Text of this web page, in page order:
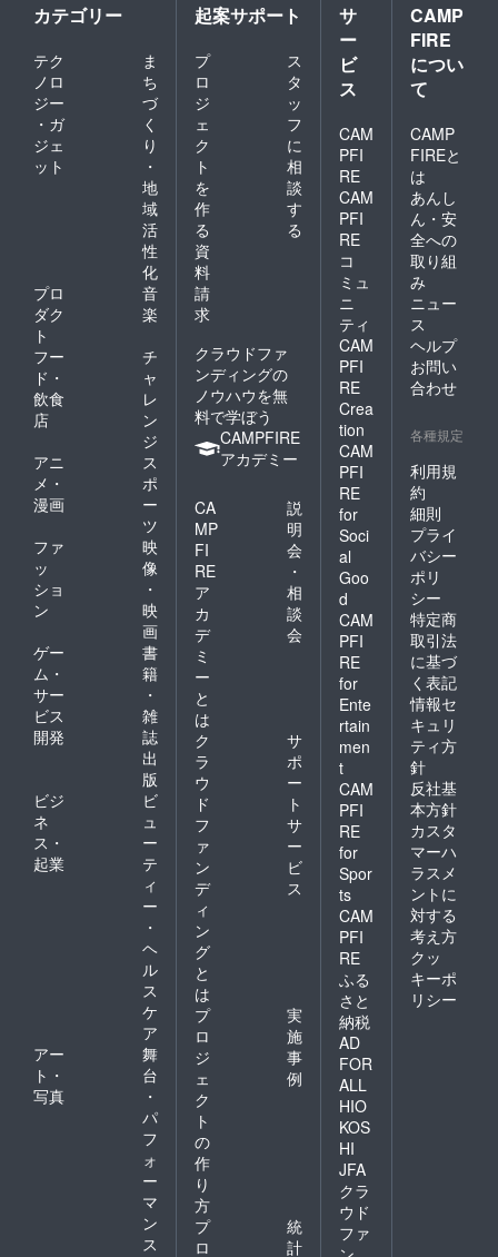
カテゴリー
テク
ノロ
ジー
・ガ
ジェ
ット
ま
ち
づ
く
り
・
地
域
活
性
化
プロ
ダク
ト
音
楽
フー
ド・
飲食
店
チ
ャ
レ
ン
ジ
アニ
メ・
漫画
ス
ポ
ー
ツ
ファ
ッ
ショ
ン
映
像
・
映
画
ゲー
ム・
サー
ビス
開発
書
籍
・
雑
誌
出
版
ビジ
ネ
ス・
起業
ビ
ュ
ー
テ
ィ
ー
・
ヘ
ル
ス
ケ
ア
アー
ト・
写真
舞
台
・
パ
フ
ォ
ー
マ
ン
ス
起案サポート
プ
ロ
ジ
ェ
ク
ト
を
作
る
ス
タ
ッ
フ
に
相
談
す
る
資
料
請
求
クラウドファ
ンディングの
ノウハウを無
料で学ぼう
CAMPFIRE
アカデミー
CA
MP
FI
RE
ア
カ
デ
ミ
ー
と
は
説
明
会
・
相
談
会
ク
ラ
ウ
ド
フ
ァ
ン
デ
ィ
ン
グ
と
は
サ
ポ
ー
ト
サ
ー
ビ
ス
プ
ロ
ジ
ェ
ク
ト
の
作
り
方
実
施
事
例
プ
ロ
統
計
サ
ー
ビ
ス
CAM
PFI
RE
CAM
PFI
RE
コ
ミュ
ニ
ティ
CAM
PFI
RE
Crea
tion
CAM
PFI
RE
for
Soci
al
Goo
d
CAM
PFI
RE
for
Ente
rtain
men
t
CAM
PFI
RE
for
Spor
ts
CAM
PFI
RE
ふる
さと
納税
AD
FOR
ALL
HIO
KOS
HI
JFA
クラ
ウド
ファ
CAMP
FIRE
につい
て
CAMP
FIREと
は
あんし
ん・安
全への
取り組
み
ニュー
ス
ヘルプ
お問い
合わせ
各種規定
利用規
約
細則
プライ
バシー
ポリ
シー
特定商
取引法
に基づ
く表記
情報セ
キュリ
ティ方
針
反社基
本方針
カスタ
マーハ
ラスメ
ントに
対する
考え方
クッ
キーポ
リシー